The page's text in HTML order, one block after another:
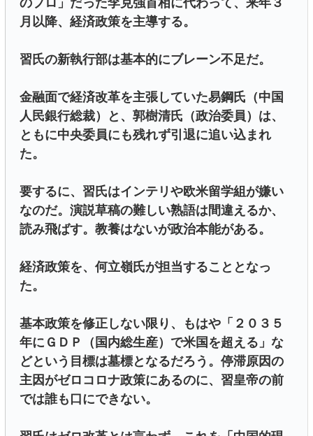
のプロ」だった李克強首相に代わって、来年３
月以降、経済政策を主導する。
習氏の新執行部は基本的にブレーン不足だ。
金融面で経済改革を主張していた易鋼氏（中国
人民銀行総裁）と、郭樹清氏（政治委員）は、
ともに中央委員にも残れず引退に追い込まれ
た。
要するに、習氏はインテリや欧米留学組が嫌い
なのだ。演説草稿の難しい熟語は間違えるか、
読み飛ばす。教養はないが政治本能がある。
経済政策を、何立嶺氏が担当することとなっ
た。
基本政策を修正しない限り、もはや「２０３５
年にＧＤＰ（国内総生産）で米国を超える」な
どという目標は墓標となるだろう。停滞原因の
主因がゼロコロナ政策にあるのに、習皇帝の前
では誰も口にできない。